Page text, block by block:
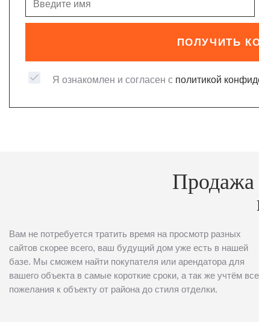
ПОЛУЧИТЬ
Я ознакомлен и согласен с политикой
Продажа
Вам не потребуется тратить время на просмотр разных
сайтов скорее всего, ваш будущий дом уже есть в нашей
базе. Мы сможем найти покупателя или арендатора для
вашего объекта в самые короткие сроки, а так же учтём все
пожелания к объекту от района до стиля отделки.